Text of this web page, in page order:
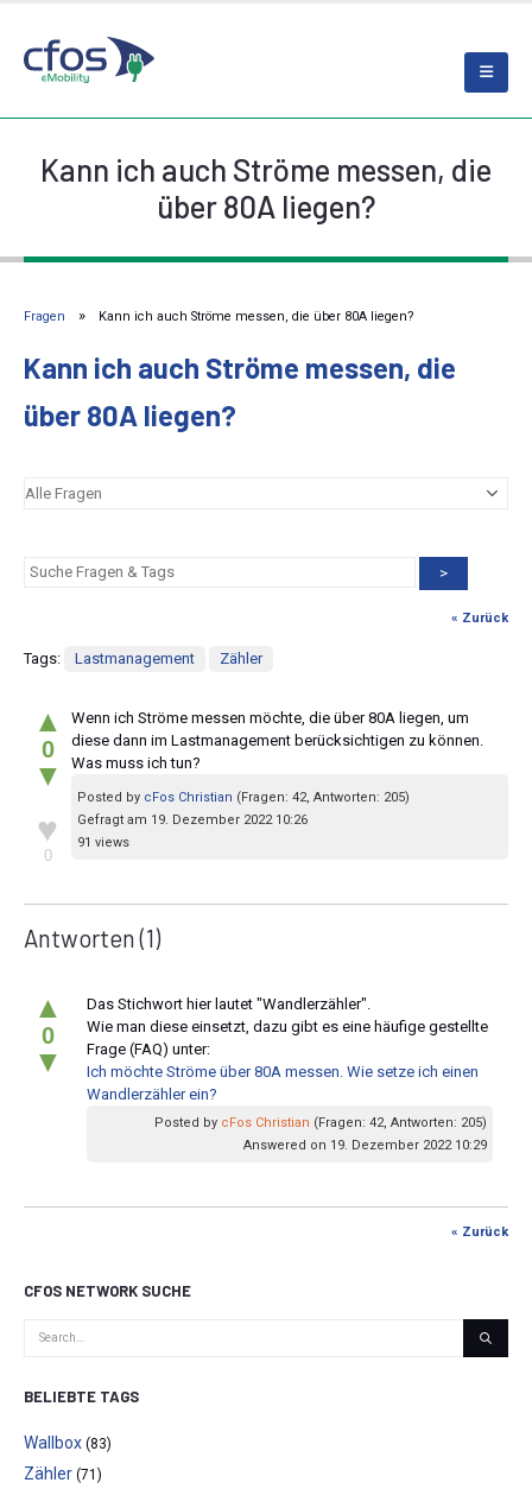
Kann ich auch Ströme messen, die
über 80A liegen?
Fragen Kann ich auch Ströme messen, die über 80A liegen?
Kann ich auch Ströme messen, die
über 80A liegen?
>
« Zurück
Tags: Lastmanagement Zähler
▲
0
▼
♥
0
Wenn ich Ströme messen möchte, die über 80A liegen, um
diese dann im Lastmanagement berücksichtigen zu können.
Was muss ich tun?
Posted by cFos Christian (Fragen: 42, Antworten: 205)
Gefragt am 19. Dezember 2022 10:26
91 views
Antworten(1)
▲
0
▼
Das Stichwort hier lautet "Wandlerzähler".
Wie man diese einsetzt, dazu gibt es eine häufige gestellte
Frage (FAQ) unter:
Ich möchte Ströme über 80A messen. Wie setze ich einen
Wandlerzähler ein?
Posted by cFos Christian (Fragen: 42, Antworten: 205)
Answered on 19. Dezember 2022 10:29
« Zurück
CFOS NETWORK SUCHE
BELIEBTE TAGS
Wallbox (83)
Zähler (71)